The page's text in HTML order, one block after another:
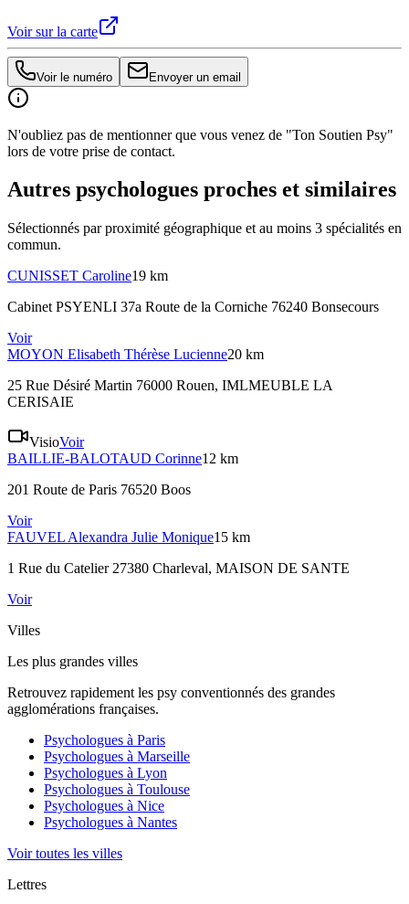
Voir sur la carte
Voir le numéro Envoyer un email
N'oubliez pas de mentionner que vous venez de "Ton Soutien Psy"
lors de votre prise de contact.
Autres psychologues proches et similaires
Sélectionnés par proximité géographique et au moins 3 spécialités en
commun.
CUNISSET Caroline19 km
Cabinet PSYENLI 37a Route de la Corniche 76240 Bonsecours
Voir
MOYON Elisabeth Thérèse Lucienne20 km
25 Rue Désiré Martin 76000 Rouen, IMLMEUBLE LA
CERISAIE
VisioVoir
BAILLIE-BALOTAUD Corinne12 km
201 Route de Paris 76520 Boos
Voir
FAUVEL Alexandra Julie Monique15 km
1 Rue du Catelier 27380 Charleval, MAISON DE SANTE
Voir
Villes
Les plus grandes villes
Retrouvez rapidement les psy conventionnés des grandes
agglomérations françaises.
Psychologues à Paris
Psychologues à Marseille
Psychologues à Lyon
Psychologues à Toulouse
Psychologues à Nice
Psychologues à Nantes
Voir toutes les villes
Lettres